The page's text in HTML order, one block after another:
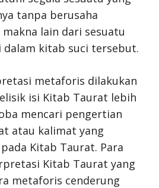
tanpa berusaha
lain dari sesuatu
dalam kitab suci tersebut.
metaforis dilakukan
isi Kitab Taurat lebih
mencari pengertian
atau kalimat yang
Kitab Taurat. Para
Kitab Taurat yang
metaforis cenderung